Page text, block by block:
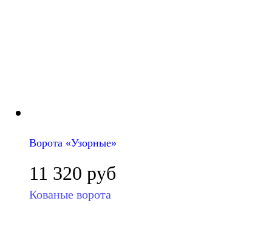
Ворота «Узорные»
11 320 руб
Кованые ворота